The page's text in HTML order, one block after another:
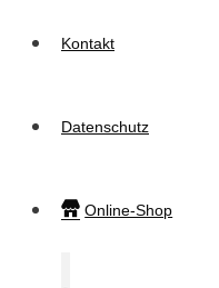
Kontakt
Datenschutz
Online-Shop